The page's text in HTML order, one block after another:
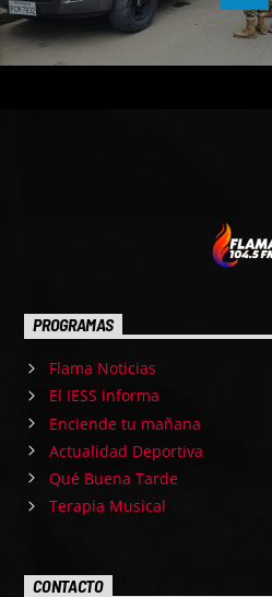
PROGRAMAS
Flama Noticias
El IESS informa
Enciende tu mañana
Actualidad Deportiva
Qué Buena Tarde
Terapia Musical
CONTACTO